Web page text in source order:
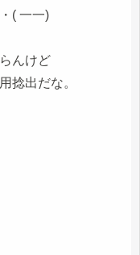
( 一一)
んけど
捻出だな。